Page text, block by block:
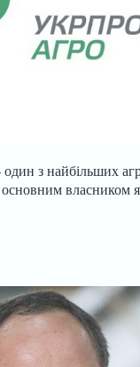
з найбільших
власником